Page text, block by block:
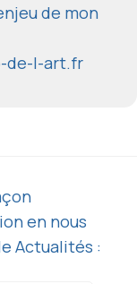
de mon
de-l-art.fr
en nous
Actualités :